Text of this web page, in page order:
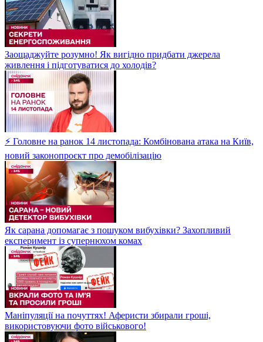
Заощаджуйте розумно! Як вигідно придбати джерела
живлення і підготуватися до холодів?
⚡ Головне на ранок 14 листопада: Комбінована атака на Київ,
новий законопроєкт про демобілізацію
Як сарана допомагає з пошуком вибухівки? Захопливий
експеримент із супернюхом комах
Маніпуляції на почуттях! Аферисти збирали гроші,
використовуючи фото військового!